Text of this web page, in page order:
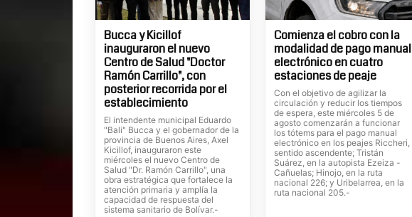
Bucca y Kicillof
inauguraron el nuevo
Centro de Salud "Doctor
Ramón Carrillo", con
posterior recorrida por el
establecimiento
El intendente municipal Eduardo
"Bali" Bucca y el gobernador de la
provincia de Buenos Aires, Axel
Kicillof, inauguraron este
miércoles el nuevo Centro de
Salud "Dr. Ramón Carrillo", una
obra estratégica que fortalece la
atención primaria y amplía la
capacidad de respuesta del
sistema sanitario de Bolívar.-
Comienza el cobro con la
modalidad de pago manual
electrónico en cuatro
estaciones de peaje
Con el objetivo de agilizar la
circulación y reducir los tiempos
de espera, este miércoles 5 de
agosto comenzarán a funcionar
los tótems para el pago manual
electrónico en los peajes Riccheri,
sentido ascendente; Tristán
Suárez, en la autopista Ezeiza -
Cañuelas; Hinojo, en la ruta
nacional 226; y Uribelarrea, en la
ruta nacional 205.-